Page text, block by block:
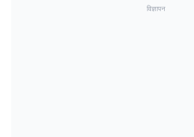
विज्ञापन